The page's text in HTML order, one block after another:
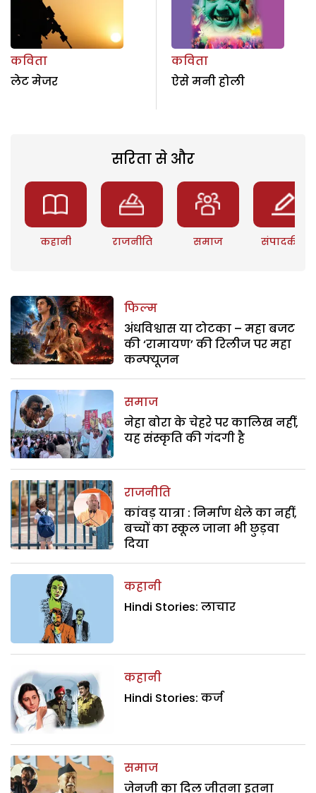
कविता
लेट मेजर
कविता
ऐसे मनी होली
सरिता से और
कहानी राजनीति समाज संपादकीय
फिल्म
अंधविश्वास या टोटका – महा बजट
की ‘रामायण’ की रिलीज पर महा
कन्फ्यूजन
समाज
नेहा बोरा के चेहरे पर कालिख नहीं,
यह संस्कृति की गंदगी है
राजनीति
कांवड़ यात्रा : निर्माण धेले का नहीं,
बच्चों का स्कूल जाना भी छुड़वा
दिया
कहानी
Hindi Stories: लाचार
कहानी
Hindi Stories: कर्ज
समाज
जेनजी का दिल जीतना इतना